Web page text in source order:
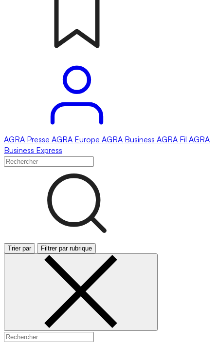
AGRA Presse AGRA Europe AGRA Business AGRA Fil AGRA
Business Express
Trier par Filtrer par rubrique